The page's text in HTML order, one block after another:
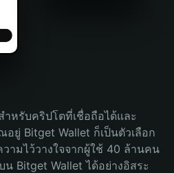
หรับคริปโตที่เชื่อถือได้และ
ยู่ Bitget Wallet ก็เป็นตัวเลือก
มไว้วางใจจากผู้ใช้ 40 ล้านคน
Bitget Wallet ได้อย่างอิสระ